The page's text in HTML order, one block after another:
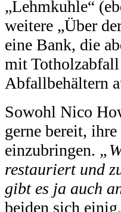
„Lehmkuhle“
weitere „Über
eine Bank, die
mit
Abfallbehältern
Sowohl Nico
gerne bereit,
einzubringen.
restauriert und
gibt es ja auch
beiden sich einig.